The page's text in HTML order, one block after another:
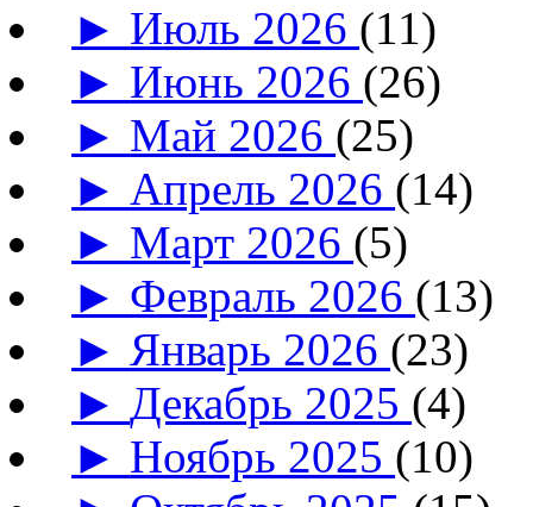
► Июль 2026 (11)
► Июнь 2026 (26)
► Май 2026 (25)
► Апрель 2026 (14)
► Март 2026 (5)
► Февраль 2026 (13)
► Январь 2026 (23)
►Декабрь 2025 (4)
► Ноябрь 2025 (10)